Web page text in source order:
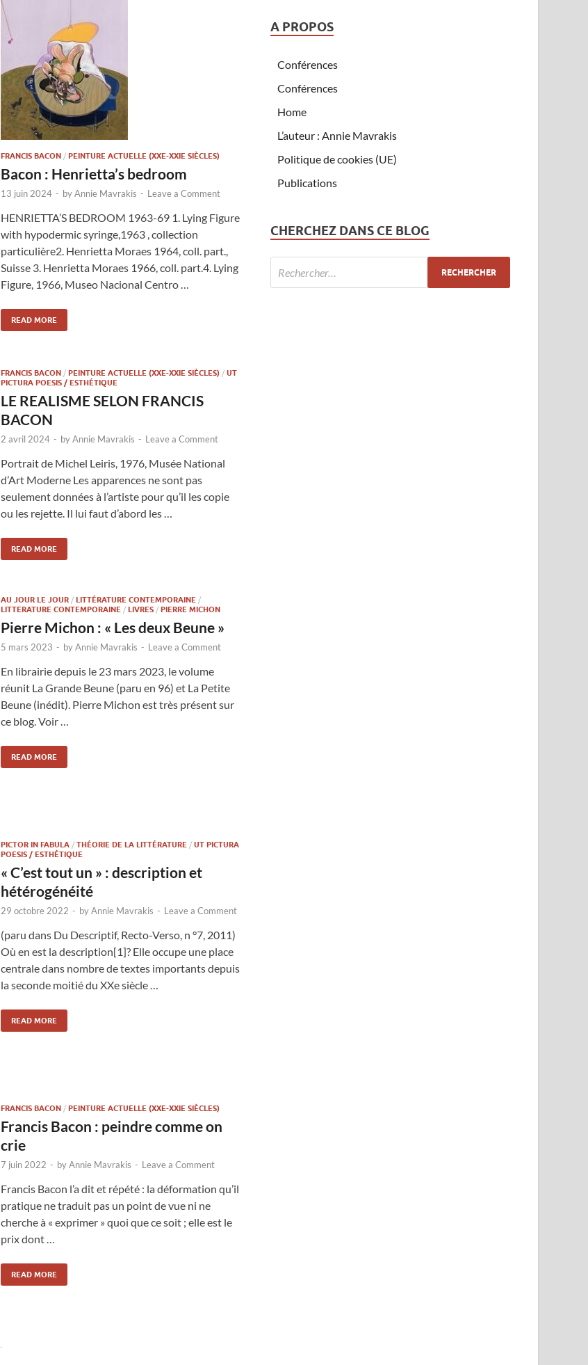
FRANCIS BACON / PEINTURE ACTUELLE (XXE-XXIE SIÈCLES)
Bacon : Henrietta’s bedroom
13 juin 2024 - byAnnie Mavrakis - Leave a Comment
HENRIETTA’S BEDROOM 1963-69 1. Lying Figure
with hypodermic syringe,1963 , collection
particulière2. Henrietta Moraes 1964, coll. part.,
Suisse 3. Henrietta Moraes 1966, coll. part.4. Lying
Figure, 1966, Museo Nacional Centro …
READ MORE
FRANCIS BACON / PEINTURE ACTUELLE (XXE-XXIE SIÈCLES) / UT
PICTURA POESIS / ESTHÉTIQUE
LE REALISME SELON FRANCIS
BACON
2 avril 2024 - byAnnie Mavrakis - Leave a Comment
Portrait de Michel Leiris, 1976, Musée National
d’Art Moderne Les apparences ne sont pas
seulement données à l’artiste pour qu’il les copie
ou les rejette. Il lui faut d’abord les …
READ MORE
AU JOUR LE JOUR / LITTÉRATURE CONTEMPORAINE /
LITTERATURE CONTEMPORAINE / LIVRES / PIERRE MICHON
Pierre Michon : « Les deux Beune »
5 mars 2023 - byAnnie Mavrakis - Leave a Comment
En librairie depuis le 23 mars 2023, le volume
réunit La Grande Beune (paru en 96) et La Petite
Beune (inédit). Pierre Michon est très présent sur
ce blog. Voir …
READ MORE
PICTOR IN FABULA / THÉORIE DE LA LITTÉRATURE / UT PICTURA
POESIS / ESTHÉTIQUE
« C’est tout un » : description et
hétérogénéité
29 octobre 2022 - byAnnie Mavrakis - Leave a Comment
(paru dans Du Descriptif, Recto-Verso, n °7, 2011)
Où en est la description[1]? Elle occupe une place
centrale dans nombre de textes importants depuis
la seconde moitié du XXe siècle …
READ MORE
FRANCIS BACON / PEINTURE ACTUELLE (XXE-XXIE SIÈCLES)
Francis Bacon : peindre comme on
crie
7 juin 2022 - byAnnie Mavrakis - Leave a Comment
Francis Bacon l’a dit et répété : la déformation qu’il
pratique ne traduit pas un point de vue ni ne
cherche à « exprimer » quoi que ce soit ; elle est le
prix dont …
READ MORE
A PROPOS
Conférences
Conférences
Home
L’auteur : Annie Mavrakis
Politique de cookies (UE)
Publications
CHERCHEZ DANS CE BLOG